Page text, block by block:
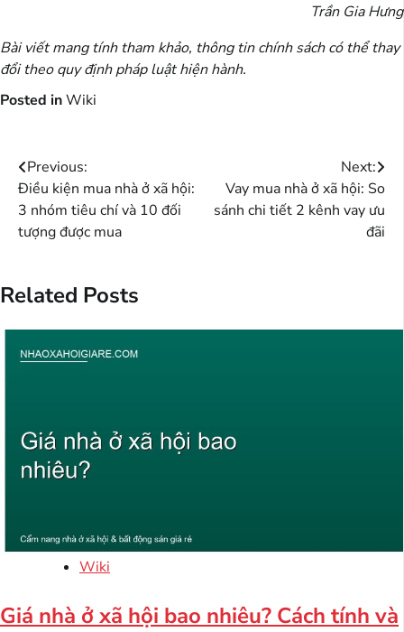
Trần Gia Hưng
Bài viết mang tính tham khảo, thông tin chính sách có thể thay
đổi theo quy định pháp luật hiện hành.
Posted inWiki
Điều
hướng
bài
Previous:
Điều kiện mua nhà ở xã hội:
3 nhóm tiêu chí và 10 đối
tượng được mua
Next:
Vay mua nhà ở xã hội: So
sánh chi tiết 2 kênh vay ưu
đãi
Related Posts
Wiki
Giá nhà ở xã hội bao nhiêu? Cách tính và